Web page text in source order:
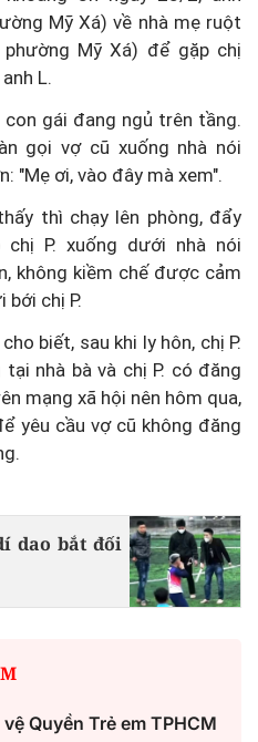
Mỹ Xá) về nhà mẹ ruột
phường Mỹ Xá) để gặp chị
L.
gái đang ngủ trên tầng.
gọi vợ cũ xuống nhà nói
"Mẹ ơi, vào đây mà xem".
thì chạy lên phòng, đẩy
P. xuống dưới nhà nói
không kiềm chế được cảm
bới chị P.
biết, sau khi ly hôn, chị P.
nhà bà và chị P. có đăng
mạng xã hội nên hôm qua,
yêu cầu vợ cũ không đăng
dao bắt đối
Quyền Trẻ em TPHCM